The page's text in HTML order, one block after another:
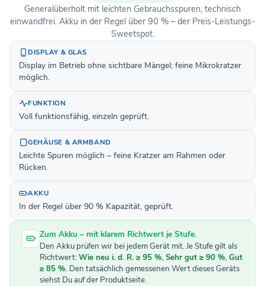
DISPLAY & GLAS
Display im Betrieb ohne sichtbare Mängel; feine Mikrokratzer
möglich.
FUNKTION
Voll funktionsfähig, einzeln geprüft.
GEHÄUSE & ARMBAND
Leichte Spuren möglich – feine Kratzer am Rahmen oder
Rücken.
AKKU
In der Regel über 90 % Kapazität, geprüft.
Generalüberholt mit leichten Gebrauchsspuren, technisch
einwandfrei. Akku in der Regel über 90 % – der Preis-Leistungs-
Sweetspot.
Zum Akku – mit klarem Richtwert je Stufe.
Den Akku prüfen wir bei jedem Gerät mit. Je Stufe gilt als
Richtwert:Wie neu i. d. R. ≥ 95 %,Sehr gut ≥ 90 %,Gut
≥ 85 %. Den tatsächlich gemessenen Wert dieses Geräts
siehst Du auf der Produktseite.